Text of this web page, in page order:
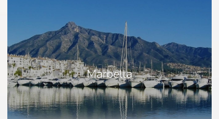
Marbella